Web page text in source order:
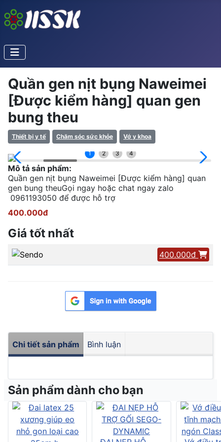
Quần gen nịt bụng Naweimei
[Được kiểm hàng] quan gen
bung theu
Thiết bị y tế Chăm sóc sức khỏe Vớ y khoa
1 2 3 4
Mô tả sản phẩm:
Quần gen nịt bụng Naweimei [Được kiểm hàng] quan
gen bung theuGọi ngay hoặc chat ngay zalo
0961193050 để được hỗ trợ
400.000đ
Giá tốt nhất
400.000đ
Chi tiết sản phẩm Bình luận
Sản phẩm dành cho bạn